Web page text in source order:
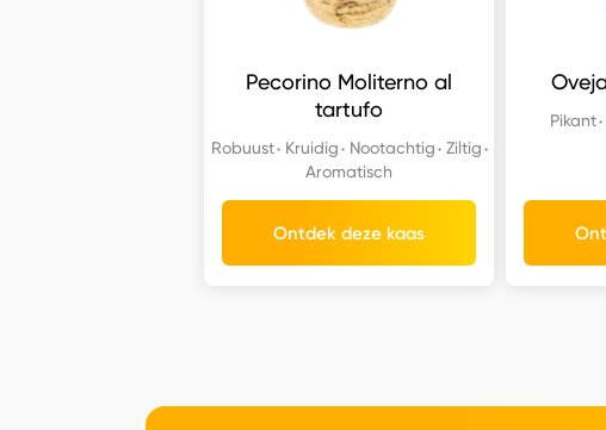
Pecorino Moliterno al
tartufo
Robuust Kruidig Nootachtig Ziltig
Aromatisch
Ontdek deze kaas
Pikant